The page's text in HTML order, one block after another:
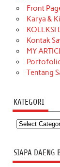
Front
Karya &
KOLEKSI
Kontak
MY
Tentang
KATEGORI
Kategori
SIAPA DAENG